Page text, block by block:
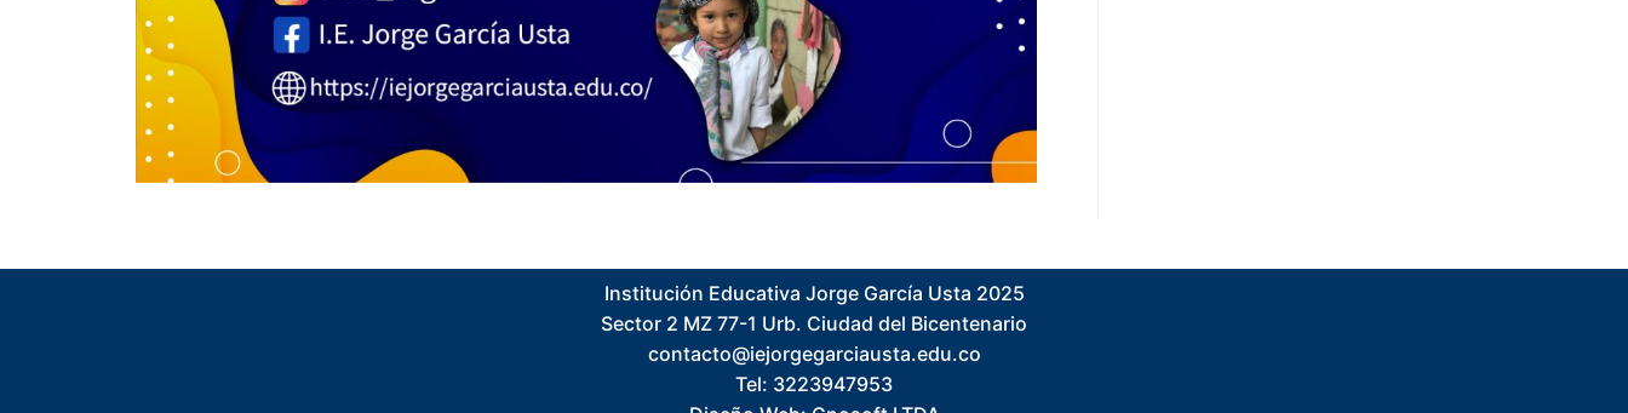
Institución Educativa Jorge García Usta 2025
Sector 2 MZ 77-1 Urb. Ciudad del Bicentenario
contacto@iejorgegarciausta.edu.co
Tel: 3223947953